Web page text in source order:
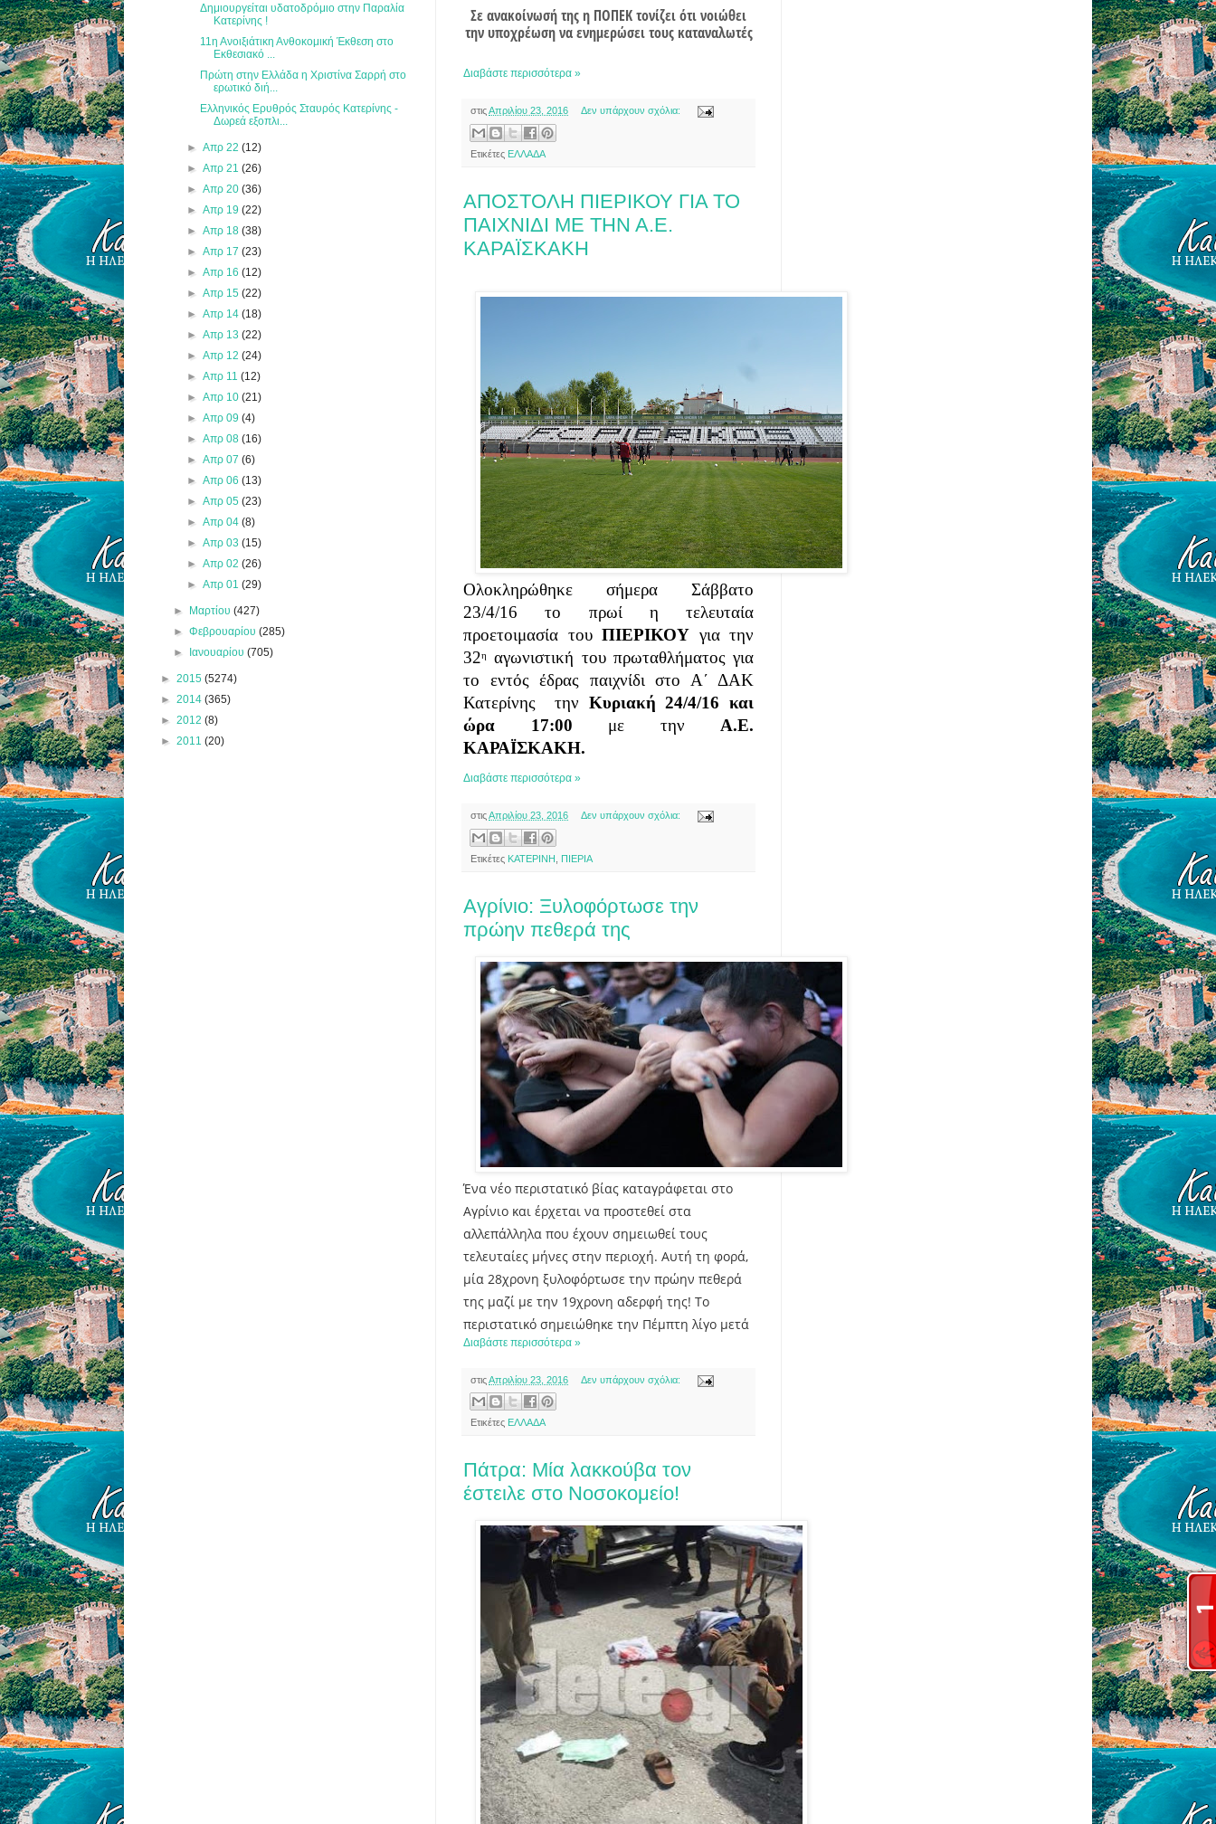
Σε ανακοίνωσή της η ΠΟΠΕΚ τονίζει ότι νοιώθει
την υποχρέωση να ενημερώσει τους καταναλωτές
Διαβάστε περισσότερα »
στιςΑπριλίου 23, 2016 Δεν υπάρχουν σχόλια:
Ετικέτες ΕΛΛΑΔΑ
ΑΠΟΣΤΟΛΗ ΠΙΕΡΙΚΟΥ ΓΙΑ ΤΟ
ΠΑΙΧΝΙΔΙ ΜΕ ΤΗΝ Α.Ε.
ΚΑΡΑΪΣΚΑΚΗ
Ολοκληρώθηκε σήμερα Σάββατο
23/4/16 το πρωί η τελευταία
προετοιμασία του ΠΙΕΡΙΚΟΥ για την
32η
αγωνιστική του πρωταθλήματος για
το εντός έδρας παιχνίδι στο Α΄ ΔΑΚ
Κατερίνης  την Κυριακή 24/4/16 και
ώρα 17:00 με την Α.Ε.
ΚΑΡΑΪΣΚΑΚΗ.
Διαβάστε περισσότερα »
στιςΑπριλίου 23, 2016 Δεν υπάρχουν σχόλια:
Ετικέτες ΚΑΤΕΡΙΝΗ ΠΙΕΡΙΑ
Αγρίνιο: Ξυλοφόρτωσε την
πρώην πεθερά της
Ένα νέο περιστατικό βίας καταγράφεται στο
Αγρίνιο και έρχεται να προστεθεί στα
αλλεπάλληλα που έχουν σημειωθεί τους
τελευταίες μήνες στην περιοχή. Αυτή τη φορά,
μία 28χρονη ξυλοφόρτωσε την πρώην πεθερά
της μαζί με την 19χρονη αδερφή της! Το
περιστατικό σημειώθηκε την Πέμπτη λίγο μετά
Διαβάστε περισσότερα »
στιςΑπριλίου 23, 2016 Δεν υπάρχουν σχόλια:
Ετικέτες ΕΛΛΑΔΑ
Πάτρα: Μία λακκούβα τον
έστειλε στο Νοσοκομείο!
Δημιουργείται υδατοδρόμιο στην Παραλία
Κατερίνης !
11η Ανοιξιάτικη Ανθοκομική Έκθεση στο
Εκθεσιακό ...
Πρώτη στην Ελλάδα η Χριστίνα Σαρρή στο
ερωτικό διή...
Ελληνικός Ερυθρός Σταυρός Κατερίνης -
Δωρεά εξοπλι...
► Απρ 22 (12)
► Απρ 21 (26)
► Απρ 20 (36)
► Απρ 19 (22)
► Απρ 18 (38)
► Απρ 17 (23)
► Απρ 16 (12)
► Απρ 15 (22)
► Απρ 14 (18)
► Απρ 13 (22)
► Απρ 12 (24)
► Απρ 11 (12)
► Απρ 10 (21)
► Απρ 09 (4)
► Απρ 08 (16)
► Απρ 07 (6)
► Απρ 06 (13)
► Απρ 05 (23)
► Απρ 04 (8)
► Απρ 03 (15)
► Απρ 02 (26)
► Απρ 01 (29)
► Μαρτίου(427)
►Φεβρουαρίου(285)
► Ιανουαρίου(705)
► 2015 (5274)
► 2014 (365)
► 2012 (8)
► 2011 (20)